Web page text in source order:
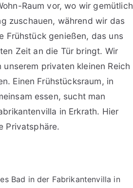
Raum vor, wo wir gemütlich
zuschauen, während wir das
Frühstück genießen, das uns
Zeit an die Tür bringt. Wir
unserem privaten kleinen Reich
Einen Frühstücksraum, in
essen, sucht man
in Erkrath. Hier
Privatsphäre.